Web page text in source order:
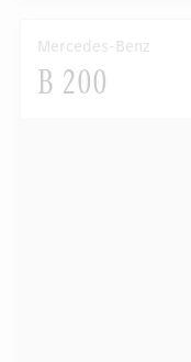
Mercedes-Benz
B 200